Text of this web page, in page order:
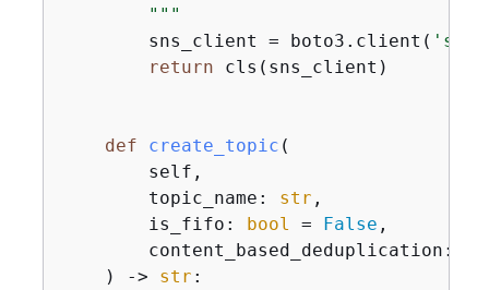
        """
        sns_client = boto3.client(
'sns'
return cls(sns_client)
def create_topic (
        self,
        topic_name:
str ,
        is_fifo:
bool = False ,
        content_based_deduplication:
) -> str :